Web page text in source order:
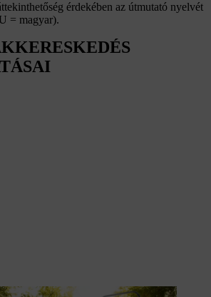
érdekében az útmutató nyelvét
= magyar).